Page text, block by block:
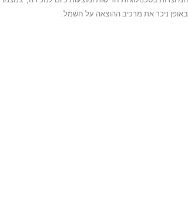
באופן ניכר את מרכיב ההוצאה על חשמל.